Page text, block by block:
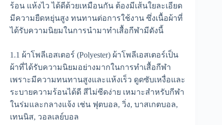
ร้อน แห้งไว ได้ดีด้วยเหมือนกัน ต้องมีเส้นใยละเอียด
มีความยืดหยุ่นสูง ทนทานต่อการใช้งาน ซึ่งเนื้อผ้าที่
ได้รับความนิยมในการนำมาทำเสื้อกีฬามีดังนี้
1.1 ผ้าโพลีเอสเตอร์ (Polyester) ผ้าโพลีเอสเตอร์เป็น
ผ้าที่ได้รับความนิยมอย่างมากในการทำเสื้อกีฬา
เพราะมีความทนทานสูงและแห้งเร็ว ดูดซับเหงื่อและ
ระบายความร้อนได้ดี สีไม่ซีดง่าย เหมาะสำหรับกีฬา
ในร่มและกลางแจ้ง เช่น ฟุตบอล, วิ่ง, บาสเกตบอล,
เทนนิส, วอลเลย์บอล